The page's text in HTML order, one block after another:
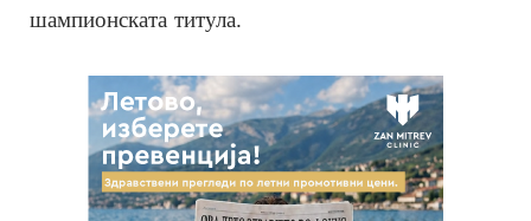
шампионската титула.